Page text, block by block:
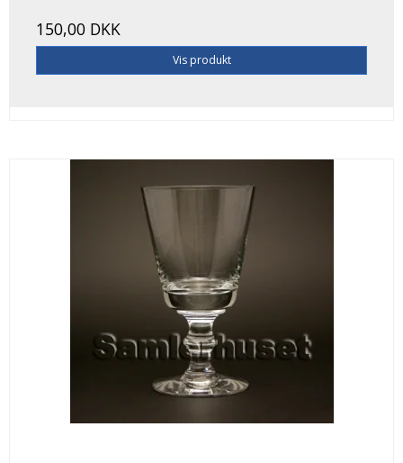
150,00 DKK
Vis produkt